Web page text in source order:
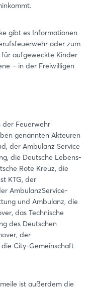
gibt es Informationen
oder zum
aufgeweckte Kinder
– in der Freiwilligen
der Feuerwehr
genannten Akteuren
der Ambulanz Service
die Deutsche Lebens-
Rote Kreuz, die
KTG, der
AmbulanzService-
und Ambulanz, die
das Technische
des Deutschen
der
City-Gemeinschaft
ist außerdem die